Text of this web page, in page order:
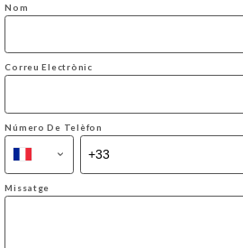
Nom
Correu Electrònic
Número De Telèfon
Missatge